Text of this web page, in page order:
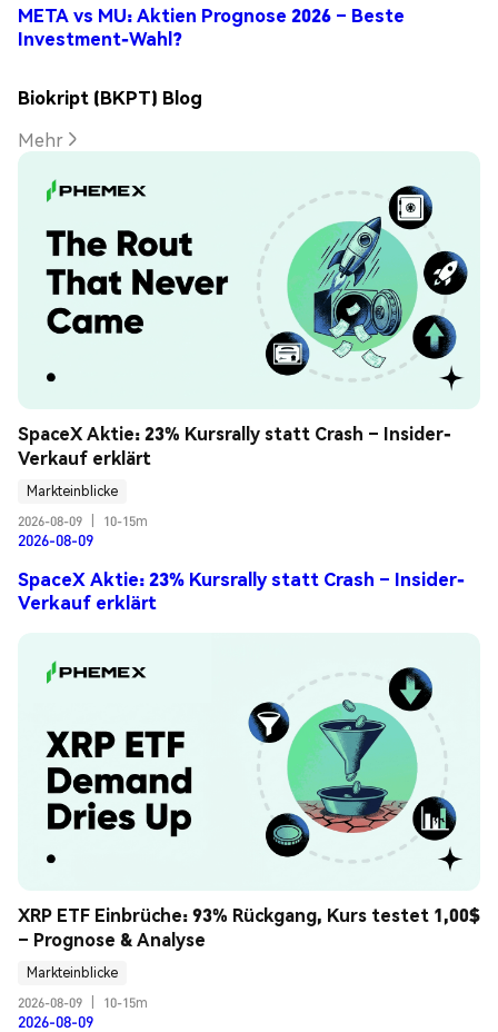
META vs MU: Aktien Prognose 2026 – Beste
Investment-Wahl?
Biokript (BKPT) Blog
Mehr
SpaceX Aktie: 23% Kursrally statt Crash – Insider-
Verkauf erklärt
Markteinblicke
2026-08-09
10-15m
2026-08-09
SpaceX Aktie: 23% Kursrally statt Crash – Insider-
Verkauf erklärt
XRP ETF Einbrüche: 93% Rückgang, Kurs testet 1,00$
– Prognose & Analyse
Markteinblicke
2026-08-09
10-15m
2026-08-09